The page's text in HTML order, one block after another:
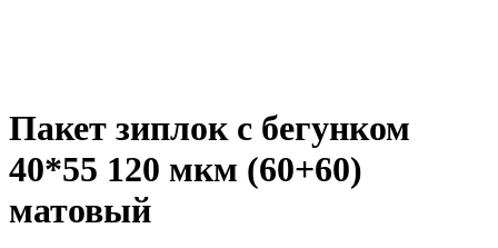
Пакет зиплок с бегунком
40*55 120 мкм (60+60)
матовый